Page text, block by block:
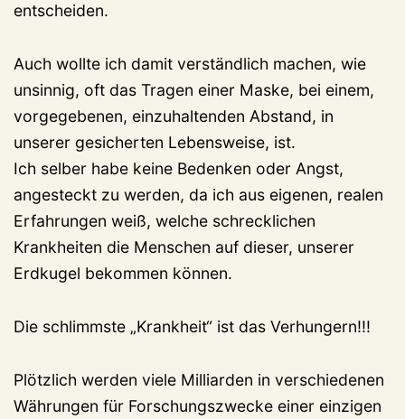
entscheiden.
Auch wollte ich damit verständlich machen, wie
unsinnig, oft das Tragen einer Maske, bei einem,
vorgegebenen, einzuhaltenden Abstand, in
unserer gesicherten Lebensweise, ist.
Ich selber habe keine Bedenken oder Angst,
angesteckt zu werden, da ich aus eigenen, realen
Erfahrungen weiß, welche schrecklichen
Krankheiten die Menschen auf dieser, unserer
Erdkugel bekommen können.
Die schlimmste „Krankheit“ ist das Verhungern!!!
Plötzlich werden viele Milliarden in verschiedenen
Währungen für Forschungszwecke einer einzigen